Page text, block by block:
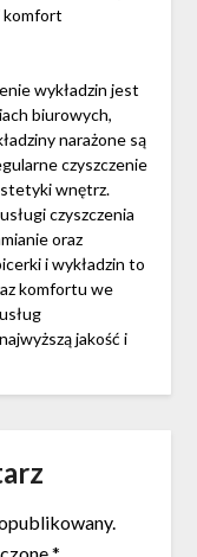
komfort
wykładzin jest
biurowych,
narażone są
czyszczenie
wnętrz.
czyszczenia
oraz
i wykładzin to
komfortu we
jakość i